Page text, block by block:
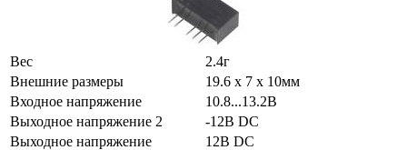
Вес
2.4г
Внешние размеры
19.6 x 7 x 10мм
Входное напряжение
10.8...13.2В
Выходное напряжение 2
-12В DC
Выходное напряжение
12В DC